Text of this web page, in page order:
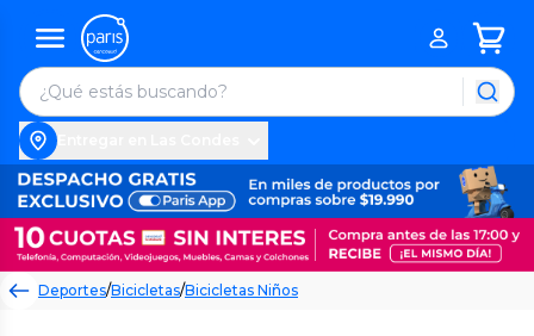
Deportes/Bicicletas/Bicicletas Niños